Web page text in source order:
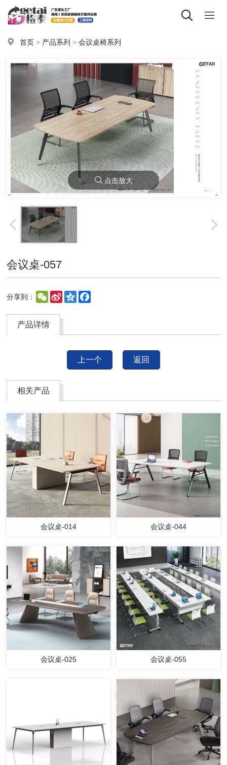
首页 > 产品系列 >会议桌椅系列
点击放大
会议桌-057
分享到： WeChat
Sina
Weibo
Qzone
产品详情
上一个 返回
相关产品
会议桌-014 会议桌-044
会议桌-025 会议桌-055